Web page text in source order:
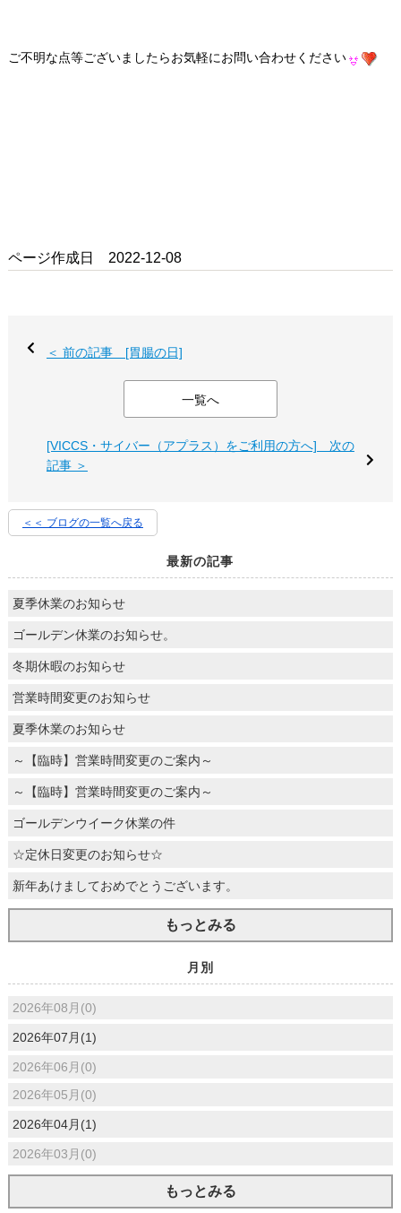
ご不明な点等ございましたらお気軽にお問い合わせください
ページ作成日 2022-12-08
＜ 前の記事 [胃腸の日]
一覧へ
[VICCS・サイバー（アプラス）をご利用の方へ] 次の
記事 ＞
＜＜ ブログの一覧へ戻る
最新の記事
夏季休業のお知らせ
ゴールデン休業のお知らせ。
冬期休暇のお知らせ
営業時間変更のお知らせ
夏季休業のお知らせ
～【臨時】営業時間変更のご案内～
～【臨時】営業時間変更のご案内～
ゴールデンウイーク休業の件
☆定休日変更のお知らせ☆
新年あけましておめでとうございます。
もっとみる
月別
2026年08月(0)
2026年07月(1)
2026年06月(0)
2026年05月(0)
2026年04月(1)
2026年03月(0)
もっとみる